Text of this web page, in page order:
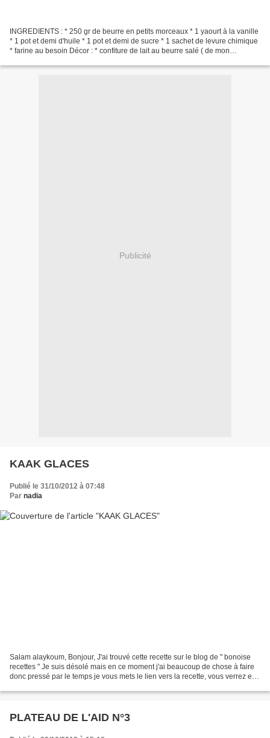
INGREDIENTS : * 250 gr de beurre en petits morceaux * 1 yaourt à la vanille
* 1 pot et demi d'huile * 1 pot et demi de sucre * 1 sachet de levure chimique
* farine au besoin Décor : * confiture de lait au beurre salé ( de mon
Publicité
KAAK GLACES
Publié le 31/10/2012 à 07:48
Par nadia
Salam alaykoum, Bonjour, J'ai trouvé cette recette sur le blog de " bonoise
recettes " Je suis désolé mais en ce moment j'ai beaucoup de chose à faire
donc pressé par le temps je vous mets le lien vers la recette, vous verrez elle
PLATEAU DE L'AID N°3